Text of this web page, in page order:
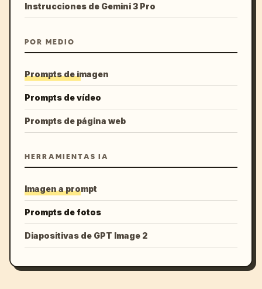
Instrucciones de Gemini 3 Pro
POR MEDIO
Prompts de imagen
Prompts de vídeo
Prompts de página web
HERRAMIENTAS IA
Imagen a prompt
Prompts de fotos
Diapositivas de GPT Image 2